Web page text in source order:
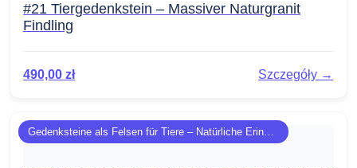
#21 Tiergedenkstein – Massiver Naturgranit
Findling
490,00 zł Szczegóły →
Gedenksteine als Felsen für Tiere – Natürliche Erinnerung